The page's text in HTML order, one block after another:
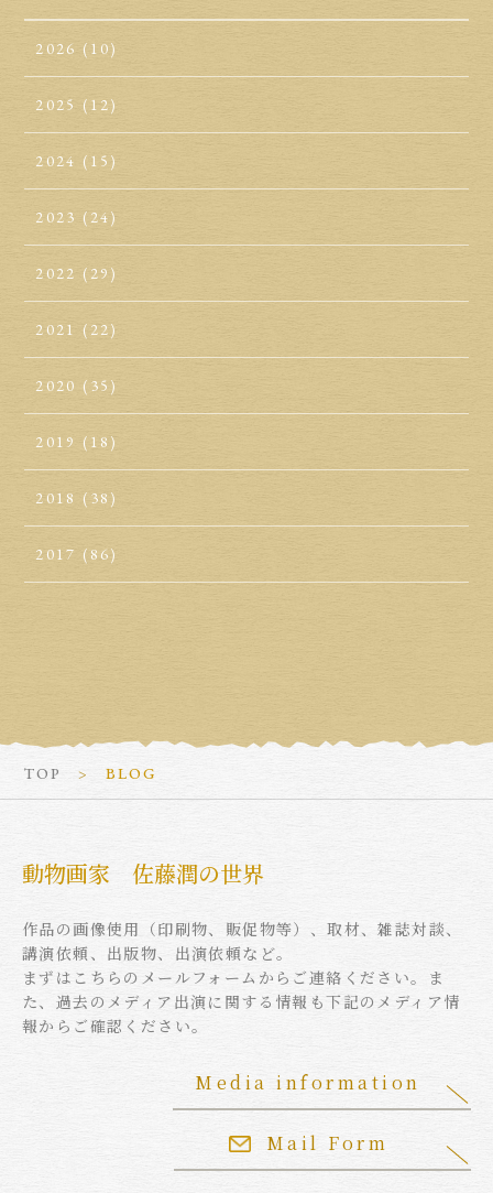
2026 (10)
2025 (12)
2024 (15)
2023 (24)
2022 (29)
2021 (22)
2020 (35)
2019 (18)
2018 (38)
2017 (86)
TOP BLOG
動物画家 佐藤潤の世界
作品の画像使用（印刷物、販促物等）、取材、雑誌対談、
講演依頼、出版物、出演依頼など。
まずはこちらのメールフォームからご連絡ください。ま
た、過去のメディア出演に関する情報も下記のメディア情
報からご確認ください。
Mail Form
Media information